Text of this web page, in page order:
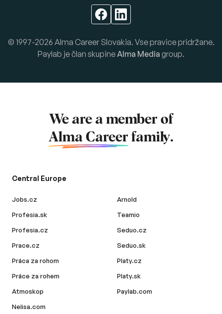
© 1997-2026 Alma Career Slovakia. Vse pravice pridržane.
Paylab je član skupineAlma Media group.
We are a member of
Alma Career family.
Central Europe
Jobs.cz
Profesia.sk
Profesia.cz
Prace.cz
Práca za rohom
Práce za rohem
Atmoskop
Nelisa.com
Arnold
Teamio
Seduo.cz
Seduo.sk
Platy.cz
Platy.sk
Paylab.com